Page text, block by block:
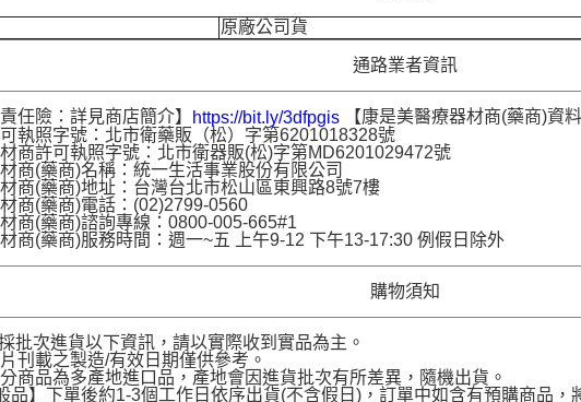
原廠公司貨
通路業者資訊
任險：詳見商店簡介】 https://bit.ly/3dfpgis 【康是美醫療器材商(藥商)資
執照字號：北市衛藥販（松）字第6201018328號
商許可執照字號：北市衛器販(松)字第MD6201029472號
商(藥商)名稱：統一生活事業股份有限公司
商(藥商)地址：台灣台北市松山區東興路8號7樓
商(藥商)電話：(02)2799-0560
商(藥商)諮詢專線：0800-005-665#1
商(藥商)服務時間：週一~五 上午9-12 下午13-17:30 例假日除外
購物須知
批次進貨以下資訊，請以實際收到實品為主。
刊載之製造/有效日期僅供參考。
商品為多產地進口品，產地會因進貨批次有所差異，隨機出貨。
品】下單後約1-3個工作日依序出貨(不含假日)，訂單中如含有預購商品，